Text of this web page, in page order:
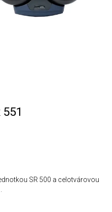
SR 500 a celotvárovou